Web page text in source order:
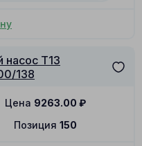
T13
138
Позиция 150
Цена 9263.00 ₽